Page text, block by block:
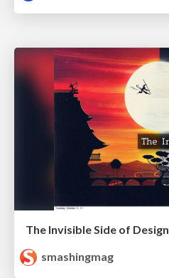
The Invisible Side of Design
smashingmag